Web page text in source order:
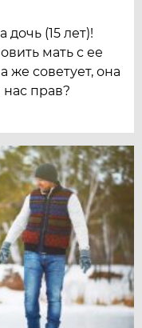
(15 лет)!
мать с ее
же советует, она
нас прав?